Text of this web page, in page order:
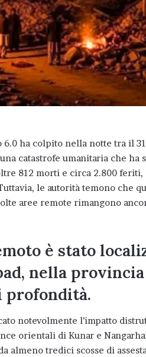
ha colpito nella notte tra il 31
catastrofe umanitaria che
812 morti e circa 2.800 feriti,
le autorità temono che
aree remote rimangono
è stato
nella
profondità.
notevolmente l’impatto
orientali di Kunar e
almeno tredici scosse di
sala
il
di